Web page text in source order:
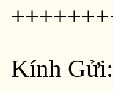
Kính Gửi: